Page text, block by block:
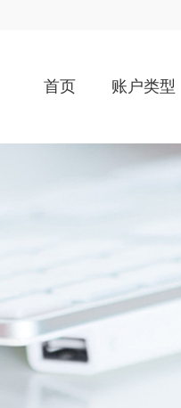
首页 账户类型